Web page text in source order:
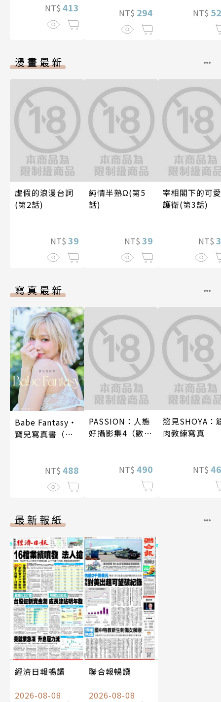
NT$ 413 NT$ 294 NT$
漫畫最新
虛假的浪漫台詞
(第2話)
NT$ 39
純情半熟Ω(第5
話)
NT$ 39
宰相閣下的可愛
護衛(第3話)
NT$
寫真最新
Babe Fantasy‧
寶兒寫真書（加
NT$ 488
PASSION：人態
好攝影集4（數位
NT$ 490
慾見SHOYA：
肉教練寫真
NT$
最新報紙
經濟日報暢讀
2026-08-08
聯合報暢讀
2026-08-08